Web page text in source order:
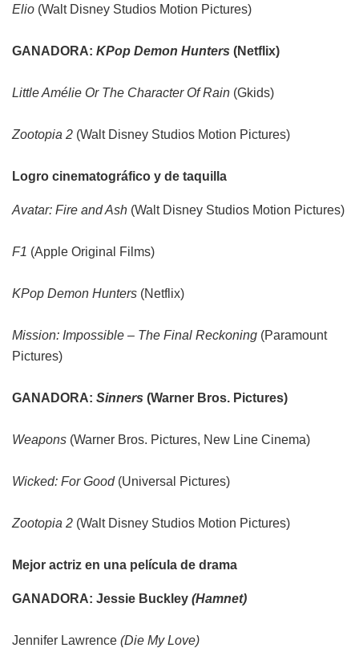
Elio (Walt Disney Studios Motion Pictures)
GANADORA: KPop Demon Hunters (Netflix)
Little Amélie Or The Character Of Rain (Gkids)
Zootopia 2 (Walt Disney Studios Motion Pictures)
Logro cinematográfico y de taquilla
Avatar: Fire and Ash (Walt Disney Studios Motion Pictures)
F1 (Apple Original Films)
KPop Demon Hunters (Netflix)
Mission: Impossible – The Final Reckoning (Paramount
Pictures)
GANADORA: Sinners (Warner Bros. Pictures)
Weapons (Warner Bros. Pictures, New Line Cinema)
Wicked: For Good (Universal Pictures)
Zootopia 2 (Walt Disney Studios Motion Pictures)
Mejor actriz en una película de drama
GANADORA: Jessie Buckley (Hamnet)
Jennifer Lawrence (Die My Love)